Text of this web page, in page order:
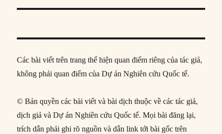
Các bài viết trên trang thể hiện quan điểm riêng của tác giả,
không phải quan điểm của Dự án Nghiên cứu Quốc tế.
© Bản quyền các bài viết và bài dịch thuộc về các tác giả,
dịch giả và Dự án Nghiên cứu Quốc tế. Mọi bài đăng lại,
trích dẫn phải ghi rõ nguồn và dẫn link tới bài gốc trên